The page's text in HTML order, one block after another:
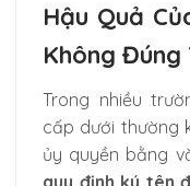
Hậu Quả
Không Đúng
Trong nhiều
cấp dưới thường
ủy quyền bằng